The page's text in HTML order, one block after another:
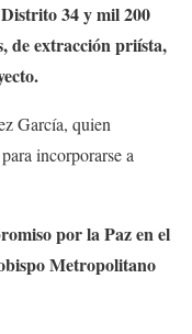
34 y mil 200
de extracción priísta,
García, quien
incorporarse a
por la Paz en el
Metropolitano